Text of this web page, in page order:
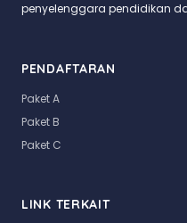
penyelenggara pendidikan
PENDAFTARAN
Paket A
Paket B
Paket C
LINK TERKAIT